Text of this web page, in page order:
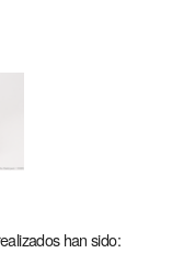
han sido: